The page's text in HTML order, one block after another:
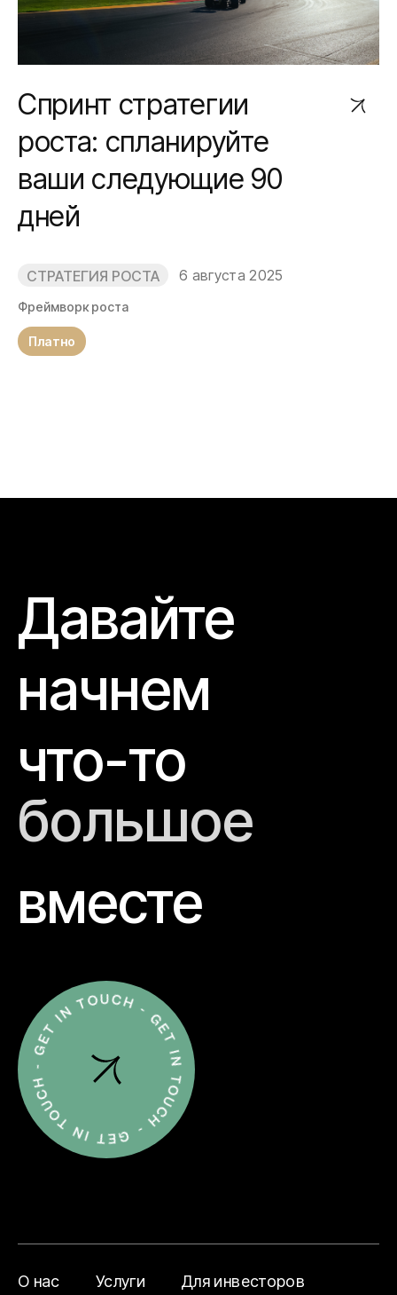
Спринт стратегии
роста: спланируйте
ваши следующие 90
дней
СТРАТЕГИЯ РОСТА 6 августа 2025
Фреймворк роста
Платно
Давайте
начнем
что-то
большое
великое
вместе
О нас Услуги Для инвесторов